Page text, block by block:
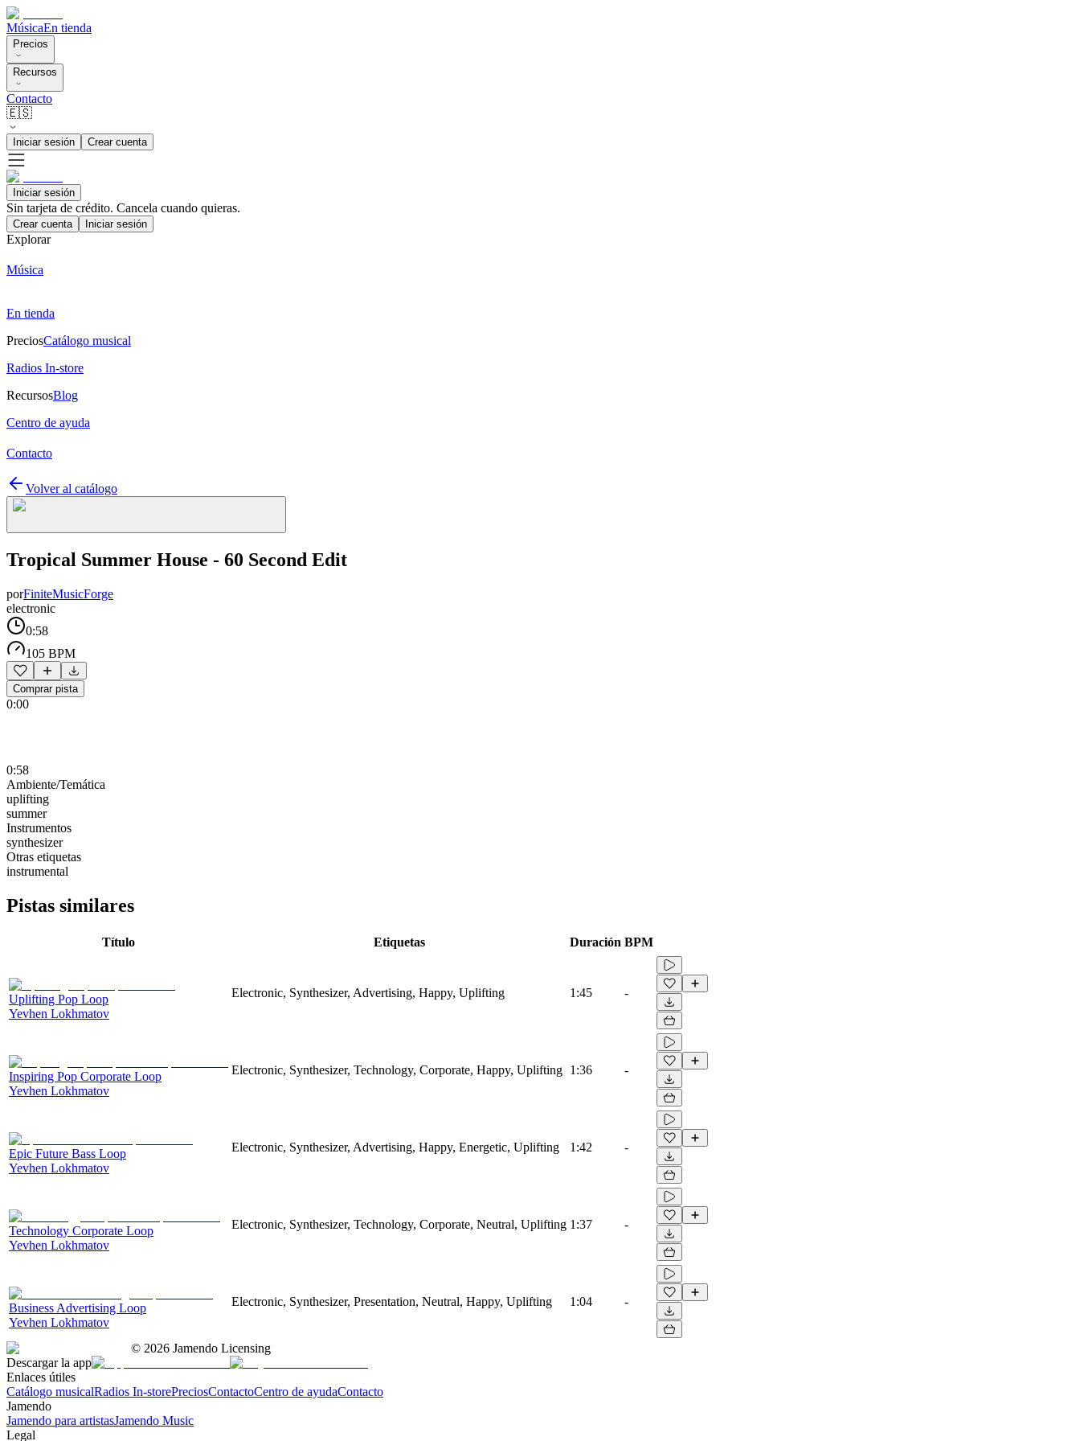
MúsicaEn tienda
Precios
Recursos
Contacto
🇪🇸
Iniciar sesión Crear cuenta
Iniciar sesión
Sin tarjeta de crédito. Cancela cuando quieras.
Crear cuenta Iniciar sesión
Explorar
Música
En tienda
PreciosCatálogo musical
Radios In-store
RecursosBlog
Centro de ayuda
Contacto
Volver al catálogo
Tropical Summer House - 60 Second Edit
porFiniteMusicForge
electronic
0:58
105 BPM
Comprar pista
0:00
0:58
Ambiente/Temática
uplifting
summer
Instrumentos
synthesizer
Otras etiquetas
instrumental
Pistas similares
Título Etiquetas Duración BPM
Uplifting Pop Loop
Yevhen Lokhmatov
Electronic, Synthesizer, Advertising, Happy, Uplifting 1:45 -
Inspiring Pop Corporate Loop
Yevhen Lokhmatov
Electronic, Synthesizer, Technology, Corporate, Happy, Uplifting 1:36 -
Epic Future Bass Loop
Yevhen Lokhmatov
Electronic, Synthesizer, Advertising, Happy, Energetic, Uplifting 1:42 -
Technology Corporate Loop
Yevhen Lokhmatov
Electronic, Synthesizer, Technology, Corporate, Neutral, Uplifting 1:37 -
Business Advertising Loop
Yevhen Lokhmatov
Electronic, Synthesizer, Presentation, Neutral, Happy, Uplifting 1:04 -
© 2026 Jamendo Licensing
Descargar la app
Enlaces útiles
Catálogo musicalRadios In-storePreciosContactoCentro de ayudaContacto
Jamendo
Jamendo para artistasJamendo Music
Legal